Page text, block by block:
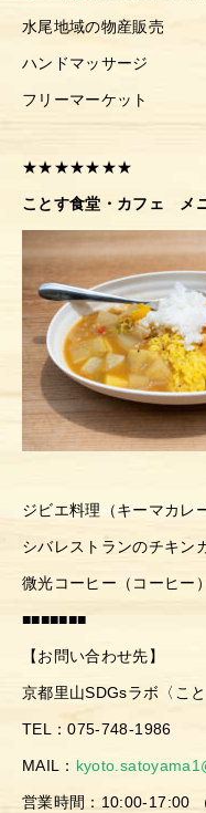
水尾地域の物産販売
ハンドマッサージ
フリーマーケット
★★★★★★★
ことす食堂・カフェ メ
ジビエ料理（キーマカレ
シバレストランのチキン
微光コーヒー（コーヒー）
■■■■■■■
【お問い合わせ先】
京都里山SDGsラボ〈こと
TEL：075-748-1986
MAIL：
営業時間：10:00-17:00